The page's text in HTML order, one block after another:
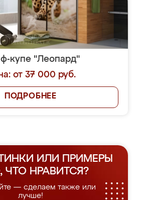
купе "Леопард"
от 37 000 руб.
ПОДРОБНЕЕ
ИЛИ ПРИМЕРЫ
ЧТО НРАВИТСЯ?
— сделаем также или
лучше!